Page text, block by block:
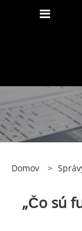
Domov >
„Čo sú